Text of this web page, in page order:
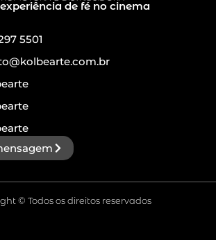
de fé no cinema
5501
© Todos os direitos reservados